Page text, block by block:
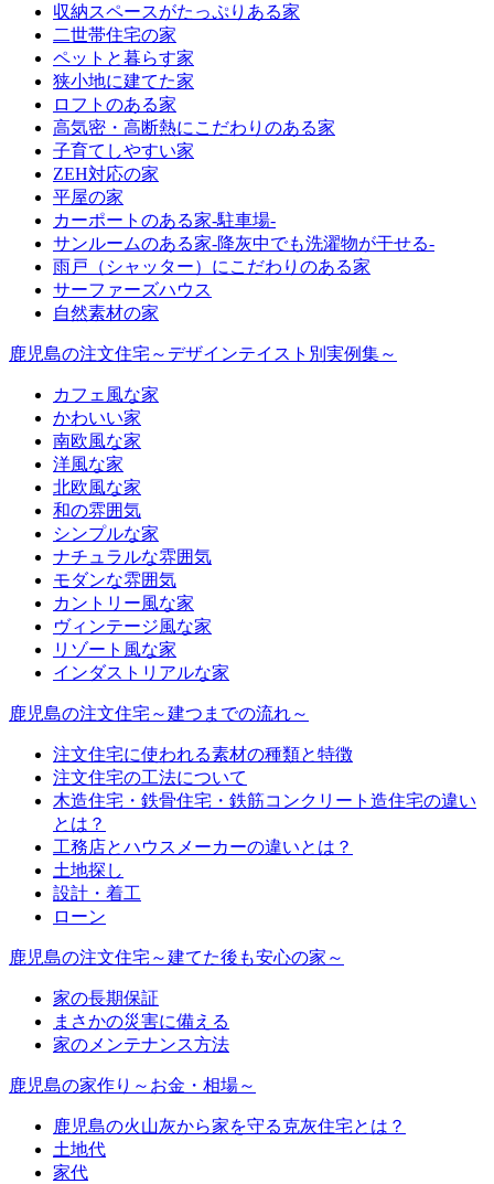
収納スペースがたっぷりある家
二世帯住宅の家
ペットと暮らす家
狭小地に建てた家
ロフトのある家
高気密・高断熱にこだわりのある家
子育てしやすい家
ZEH対応の家
平屋の家
カーポートのある家-駐車場-
サンルームのある家-降灰中でも洗濯物が干せる-
雨戸（シャッター）にこだわりのある家
サーファーズハウス
自然素材の家
鹿児島の注文住宅～デザインテイスト別実例集～
カフェ風な家
かわいい家
南欧風な家
洋風な家
北欧風な家
和の雰囲気
シンプルな家
ナチュラルな雰囲気
モダンな雰囲気
カントリー風な家
ヴィンテージ風な家
リゾート風な家
インダストリアルな家
鹿児島の注文住宅～建つまでの流れ～
注文住宅に使われる素材の種類と特徴
注文住宅の工法について
木造住宅・鉄骨住宅・鉄筋コンクリート造住宅の違い
とは？
工務店とハウスメーカーの違いとは？
土地探し
設計・着工
ローン
鹿児島の注文住宅～建てた後も安心の家～
家の長期保証
まさかの災害に備える
家のメンテナンス方法
鹿児島の家作り～お金・相場～
鹿児島の火山灰から家を守る克灰住宅とは？
土地代
家代